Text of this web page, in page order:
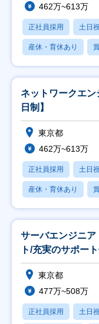
462万~613万
正社員採用 土日
産休・育休あり
ネットワークエ
日制】
東京都
462万~613万
正社員採用 土日
産休・育休あり
サーバエンジニ
ト/充実のサポート
東京都
477万~508万
正社員採用 土日